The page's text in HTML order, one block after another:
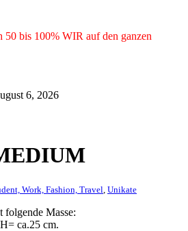
50 bis 100% WIR auf den ganzen
6, 2026
Work, Fashion, Travel Unikate
folgende Masse:
ca.25 cm.